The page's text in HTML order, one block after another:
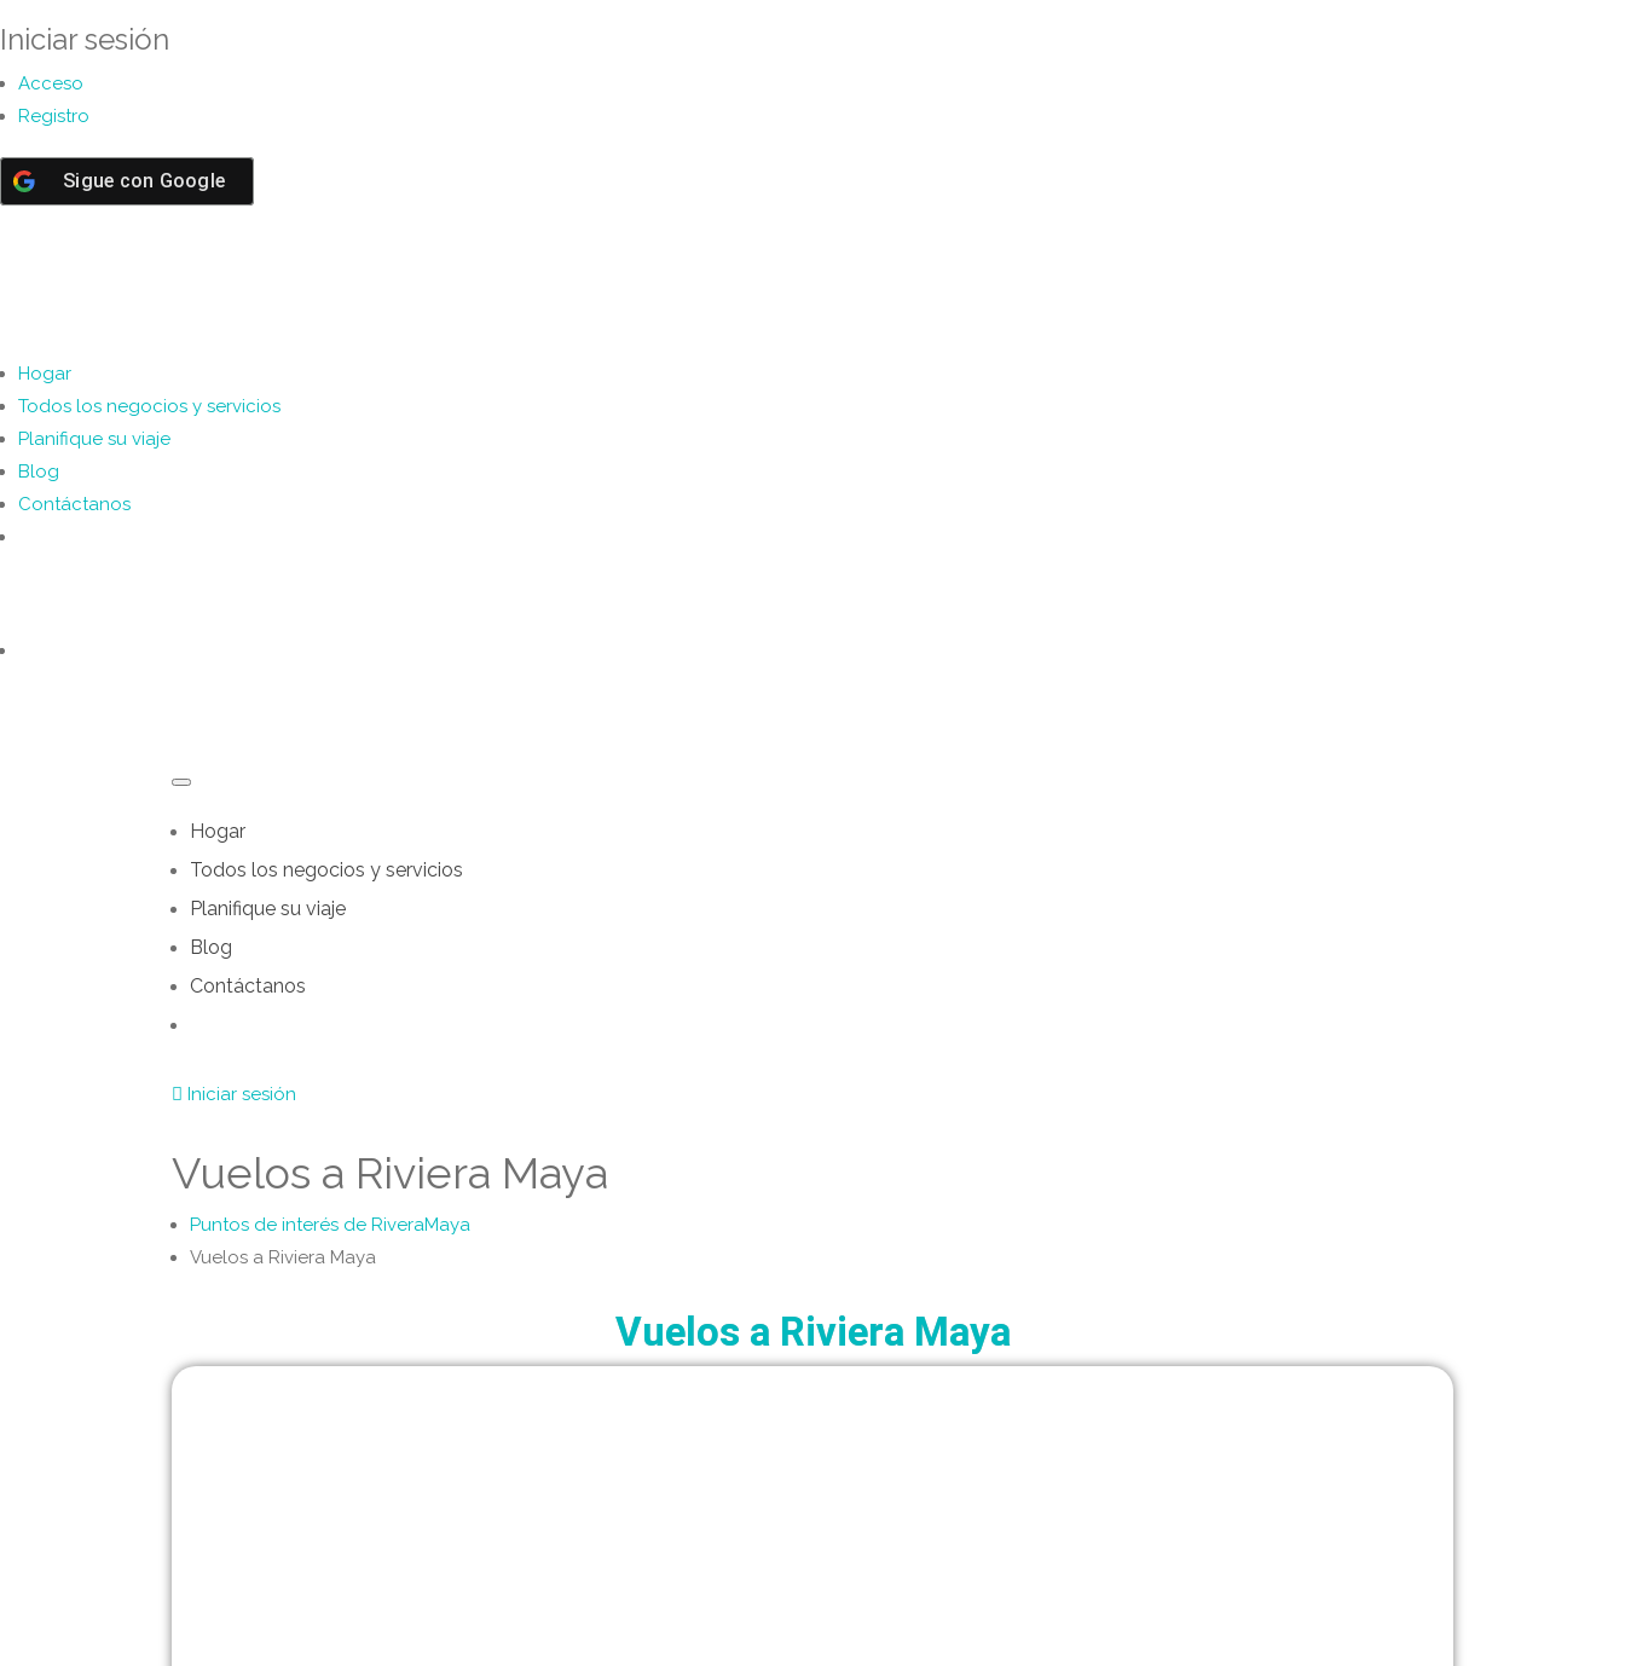
Iniciar sesión
Acceso
Registro
Sigue con Google
Hogar
Todos los negocios y servicios
Planifique su viaje
Blog
Contáctanos
Hogar
Todos los negocios y servicios
Planifique su viaje
Blog
Contáctanos
Iniciar sesión
Vuelos a Riviera Maya
Puntos de interés de RiveraMaya
Vuelos a Riviera Maya
Vuelos a Riviera Maya